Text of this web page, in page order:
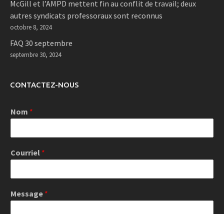
McGill et l’AMPD mettent fin au conflit de travail; deux
autres syndicats professoraux sont reconnus
octobre 8, 2024
FAQ 30 septembre
septembre 30, 2024
CONTACTEZ-NOUS
Nom *
Courriel *
Message *